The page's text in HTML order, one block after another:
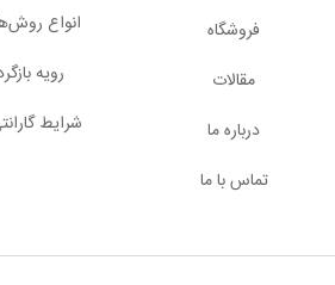
فروشگاه
مقالات
درباره ما
تماس با ما
انواع
رویه
شرایط